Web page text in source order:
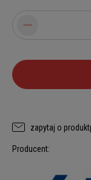
zapytaj o produkt
Producent: